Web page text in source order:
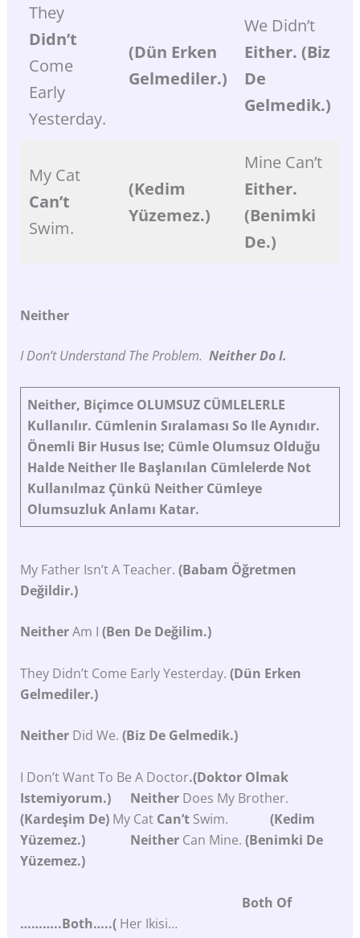
They
Didn’t
Come
Early
Yesterday.
(Dün Erken
Gelmediler.)
We Didn’t
Either. (Biz
De
Gelmedik.)
My Cat
Can’t
Swim.
(Kedim
Yüzemez.)
Mine Can’t
Either.
(Benimki
De.)
Neither
I Don’t Understand The Problem. Neither Do I.
Neither, Biçimce OLUMSUZ CÜMLELERLE
Kullanılır. Cümlenin Sıralaması So Ile Aynıdır.
Önemli Bir Husus Ise; Cümle Olumsuz Olduğu
Halde Neither Ile Başlanılan Cümlelerde Not
Kullanılmaz Çünkü Neither Cümleye
OlumsuzlukAnlamı Katar.
My Father Isn’t A Teacher. (Babam Öğretmen
Değildir.)
NeitherAm I (Ben De Değilim.)
They Didn’t Come Early Yesterday. (Dün Erken
Gelmediler.)
Neither Did We. (Biz De Gelmedik.)
I Don’t Want To Be A Doctor.(Doktor Olmak
Istemiyorum.) Neither Does My Brother.
(Kardeşim De) My Cat Can’t Swim. (Kedim
Yüzemez.) Neither Can Mine. (Benimki De
Yüzemez.)
Both Of
………..both…..( Her Ikisi…